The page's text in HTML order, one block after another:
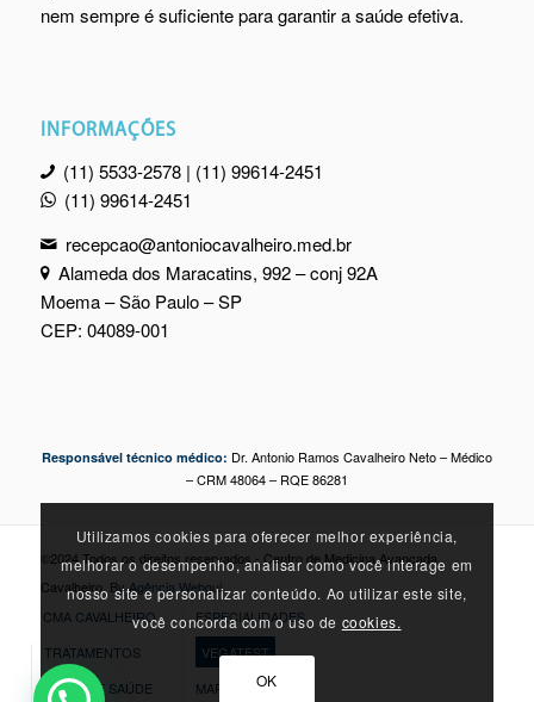
nem sempre é suficiente para garantir a saúde efetiva.
INFORMAÇÕES
(11) 5533-2578 | (11) 99614-2451
(11) 99614-2451
recepcao@antoniocavalheiro.med.br
Alameda dos Maracatins, 992 – conj 92A
Moema – São Paulo – SP
CEP: 04089-001
Responsável técnico médico: Dr. Antonio Ramos Cavalheiro Neto – Médico
– CRM 48064 – RQE 86281
©2024 Todos os direitos reservados - Centro de Medicina Avançada
Cavalheiro. By Agência Webgui
CMA CAVALHEIRO
ESPECIALIDADES
TRATAMENTOS
VEGATEST
DICAS DE SAÚDE
MARQUE SUA
Utilizamos cookies para oferecer melhor experiência,
melhorar o desempenho, analisar como você interage em
nosso site e personalizar conteúdo. Ao utilizar este site,
você concorda com o uso de cookies.
OK